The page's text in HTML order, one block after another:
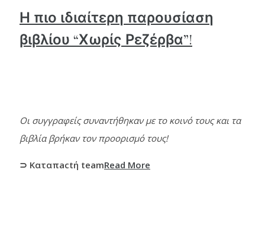
Η πιο ιδιαίτερη παρουσίαση
βιβλίου “Χωρίς Ρεζέρβα”!
Οι συγγραφείς συναντήθηκαν με το κοινό τους και τα
βιβλία βρήκαν τον προορισμό τους!
⊃ Καταπactή teamRead More